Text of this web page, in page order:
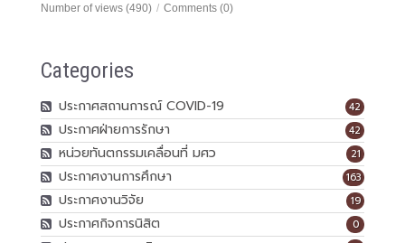
Number of views (490) / Comments (0)
Categories
42
ประกาศสถานการณ์ COVID-19
42
ประกาศฝ่ายการรักษา
21
หน่วยทันตกรรมเคลื่อนที่ มศว
163
ประกาศงานการศึกษา
19
ประกาศงานวิจัย
0
ประกาศกิจการนิสิต